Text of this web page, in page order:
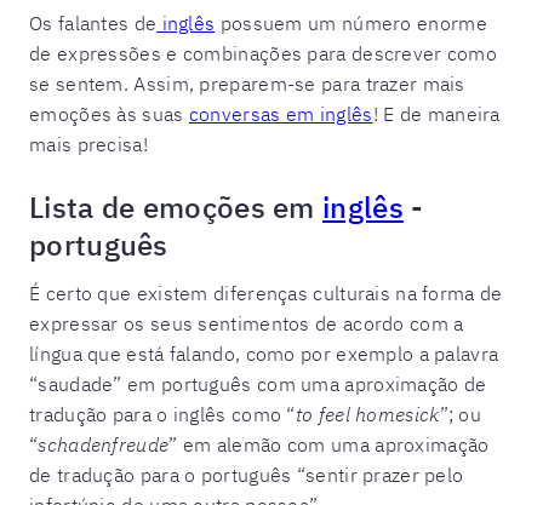
Os falantes de inglês possuem um número enorme
de expressões e combinações para descrever como
se sentem. Assim, preparem-se para trazer mais
emoções às suas conversas em inglês! E de maneira
mais precisa!
Lista de emoções em inglês -
português
É certo que existem diferenças culturais na forma de
expressar os seus sentimentos de acordo com a
língua que está falando, como por exemplo a palavra
“saudade” em português com uma aproximação de
tradução para o inglês como “to feel homesick”; ou
“schadenfreude” em alemão com uma aproximação
de tradução para o português “sentir prazer pelo